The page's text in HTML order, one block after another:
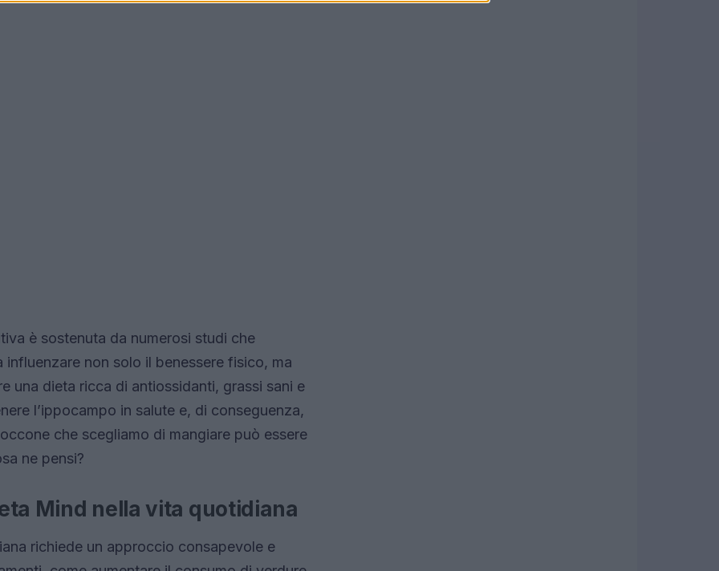
è sostenuta da numerosi studi che
influenzare non solo il benessere fisico, ma
una dieta ricca di antiossidanti, grassi sani e
l’ippocampo in salute e, di conseguenza,
che scegliamo di mangiare può essere
ne pensi?
Mind nella vita quotidiana
richiede un approccio consapevole e